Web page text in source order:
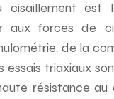
cisaillement est
aux forces de
de la
essais triaxiaux
résistance au